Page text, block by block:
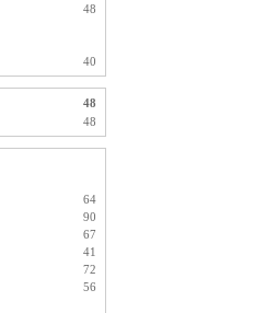
48
40
48
48
64
90
67
41
72
56